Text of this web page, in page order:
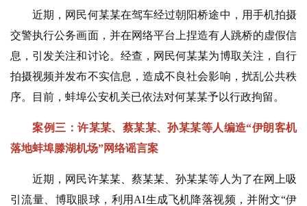
近期，网民何某某在驾车经过朝阳桥途中，用手机拍摄
交警执行公务画面，并在网络平台上捏造有人跳桥的虚假信
息，引发关注和讨论。经查，网民何某某为博取关注，自行
拍摄视频并发布不实信息，造成不良社会影响，扰乱公共秩
序。目前，蚌埠公安机关已依法对何某某予以行政拘留。
案例三：许某某、蔡某某、孙某某等人编造“伊朗客机
落地蚌埠滕湖机场”网络谣言案
近期，网民许某某、蔡某某、孙某某等人为了在网上吸
引流量、博取眼球，利用AI生成飞机降落视频，并附文“伊